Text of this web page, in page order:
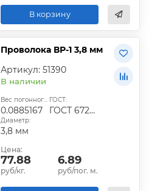
В корзину
Проволока ВР-1 3,8 мм
Артикул: 51390
В наличии
Вес погонного метра, кг:
0.0885167
ГОСТ:
ГОСТ 6727-80
Диаметр:
3,8 мм
Цена:
77.88
руб/кг.
6.89
руб/пог. м.